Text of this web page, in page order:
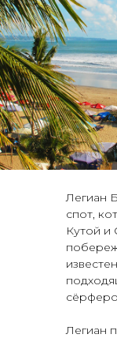
Легиан
спот,
Кутой и
Легиан